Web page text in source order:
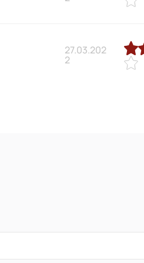
27.03.202
2